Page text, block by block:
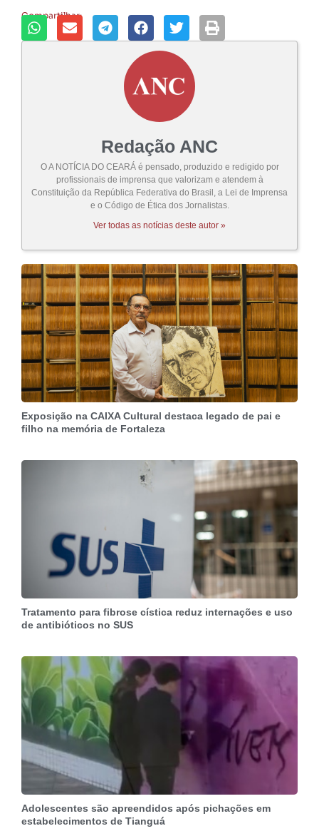
Compartilhar:
Redação ANC
O A NOTÍCIA DO CEARÁ é pensado, produzido e redigido por
profissionais de imprensa que valorizam e atendem à
Constituição da República Federativa do Brasil, a Lei de Imprensa
e o Código de Ética dos Jornalistas.
Ver todas as notícias deste autor »
Exposição na CAIXA Cultural destaca legado de pai e
filho na memória de Fortaleza
Tratamento para fibrose cística reduz internações e uso
de antibióticos no SUS
Adolescentes são apreendidos após pichações em
estabelecimentos de Tianguá